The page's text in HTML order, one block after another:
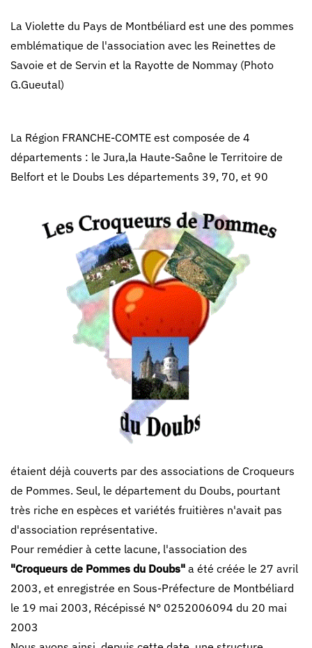
La Violette du Pays de Montbéliard est une des pommes
emblématique de l'association avec les Reinettes de
Savoie et de Servin et la Rayotte de Nommay (Photo
G.Gueutal)
La Région FRANCHE-COMTE est composée de 4
départements : le Jura,la Haute-Saône le Territoire de
Belfort et le Doubs Les départements 39, 70, et 90
étaient déjà couverts par des associations de Croqueurs
de Pommes. Seul, le département du Doubs, pourtant
très riche en espèces et variétés fruitières n'avait pas
d'association représentative.
Pour remédier à cette lacune, l'association des
"Croqueurs de Pommes du Doubs" a été créée le 27 avril
2003, et enregistrée en Sous-Préfecture de Montbéliard
le 19 mai 2003, Récépissé N° 0252006094 du 20 mai
2003